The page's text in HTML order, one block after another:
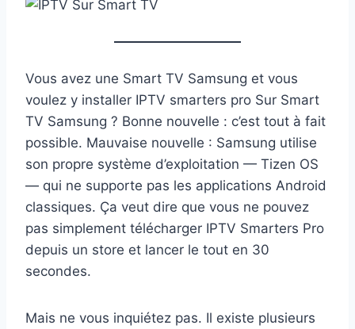
Vous avez une Smart TV Samsung et vous
voulez y installer IPTV smarters pro Sur Smart
TV Samsung ? Bonne nouvelle : c’est tout à fait
possible. Mauvaise nouvelle : Samsung utilise
son propre système d’exploitation — Tizen OS
— qui ne supporte pas les applications Android
classiques. Ça veut dire que vous ne pouvez
pas simplement télécharger IPTV Smarters Pro
depuis un store et lancer le tout en 30
secondes.
Mais ne vous inquiétez pas. Il existe plusieurs